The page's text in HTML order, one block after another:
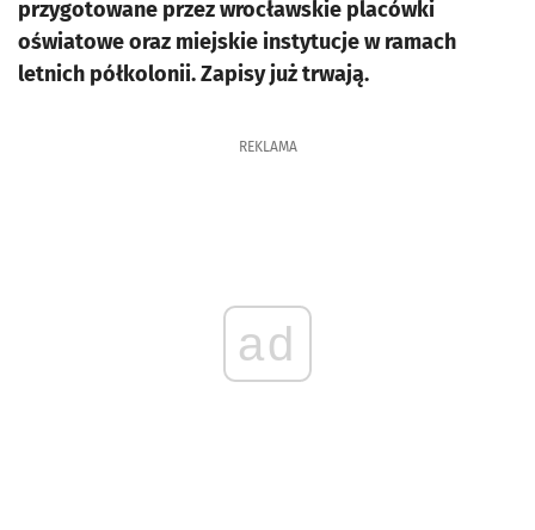
przygotowane przez wrocławskie placówki
oświatowe oraz miejskie instytucje w ramach
letnich półkolonii. Zapisy już trwają.
REKLAMA
ad